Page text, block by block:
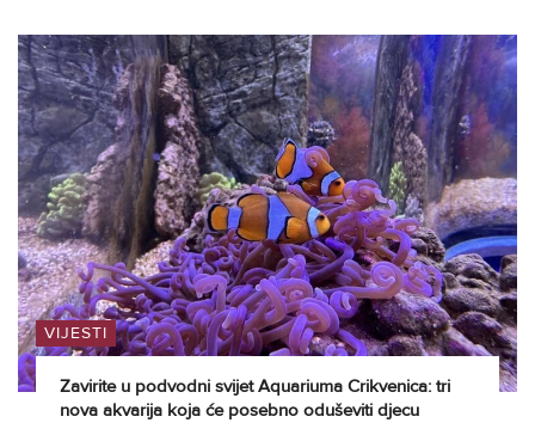
VIJESTI
Zavirite u podvodni svijet Aquariuma Crikvenica: tri
nova akvarija koja će posebno oduševiti djecu